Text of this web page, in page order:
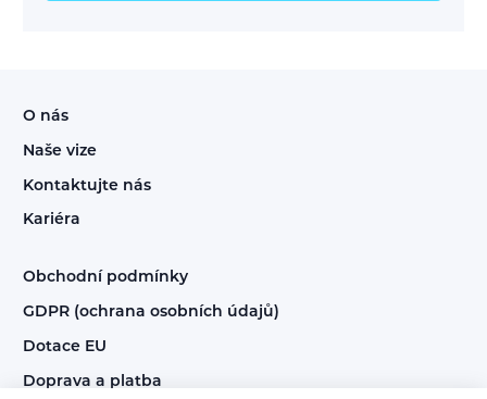
O nás
Naše vize
Kontaktujte nás
Kariéra
Obchodní podmínky
GDPR (ochrana osobních údajů)
Dotace EU
Doprava a platba